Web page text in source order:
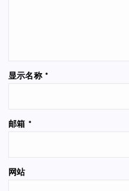
显示名称 *
邮箱 *
网站